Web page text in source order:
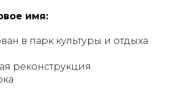
имя:
в парк культуры и отдыха
реконструкция